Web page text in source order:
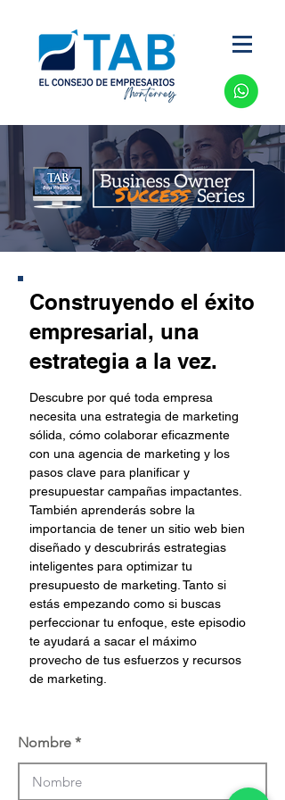
Construyendo el éxito
empresarial, una
estrategia a la vez.
Descubre por qué toda empresa
necesita una estrategia de marketing
sólida, cómo colaborar eficazmente
con una agencia de marketing y los
pasos clave para planificar y
presupuestar campañas impactantes.
También aprenderás sobre la
importancia de tener un sitio web bien
diseñado y descubrirás estrategias
inteligentes para optimizar tu
presupuesto de marketing. Tanto si
estás empezando como si buscas
perfeccionar tu enfoque, este episodio
te ayudará a sacar el máximo
provecho de tus esfuerzos y recursos
de marketing.
Nombre